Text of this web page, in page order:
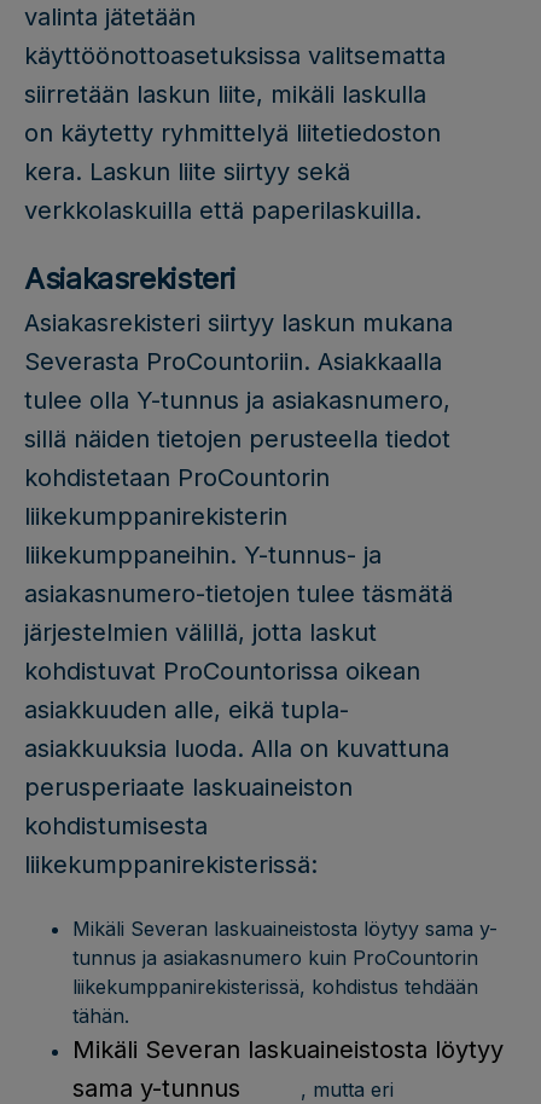
valinta jätetään
käyttöönottoasetuksissa valitsematta
siirretään laskun liite, mikäli laskulla
on käytetty ryhmittelyä liitetiedoston
kera. Laskun liite siirtyy sekä
verkkolaskuilla että paperilaskuilla.
Asiakasrekisteri
Asiakasrekisteri siirtyy laskun mukana
Severasta ProCountoriin. Asiakkaalla
tulee olla Y-tunnus ja asiakasnumero,
sillä näiden tietojen perusteella tiedot
kohdistetaan ProCountorin
liikekumppanirekisterin
liikekumppaneihin. Y-tunnus- ja
asiakasnumero-tietojen tulee täsmätä
järjestelmien välillä, jotta laskut
kohdistuvat ProCountorissa oikean
asiakkuuden alle, eikä tupla-
asiakkuuksia luoda. Alla on kuvattuna
perusperiaate laskuaineiston
kohdistumisesta
liikekumppanirekisterissä:
Mikäli Severan laskuaineistosta löytyy sama y-
tunnus ja asiakasnumero kuin ProCountorin
liikekumppanirekisterissä, kohdistus tehdään
tähän.
Mikäli Severan laskuaineistosta löytyy
sama y-tunnus
, mutta eri